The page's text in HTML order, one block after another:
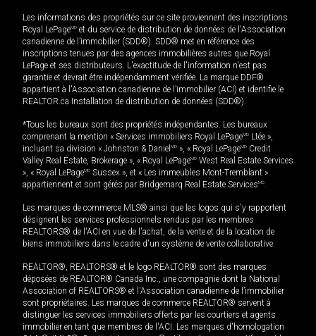
Les informations des propriétés sur ce site proviennent des inscriptions
Royal LePageMD et du service de distribution de données de l'Association
canadienne de l’immobilier (SDD®). SDD® met en référence des
inscriptions tenues par des agences immobilières autres que Royal
LePage et ses distributeurs. L'exactitude de l'information n'est pas
garantie et devrait être indépendamment vérifiée. La marque DDF®
appartient à l'Association canadienne de l’immobilier (ACI) et identifie le
REALTOR.ca Installation de distribution de données (SDD®).
*Tous les bureaux sont des propriétés indépendantes. Les bureaux
comprenant la mention « Services immobiliers Royal LePageMD Ltée »,
incluant sa division « Johnston & Daniel MD », « Royal LePageMD Credit
Valley Real Estate, Brokerage », « Royal LePageMD West Real Estate Services
», « Royal LePageMD Sussex », et « Les immeubles Mont-Tremblant »
appartiennent et sont gérés par Bridgemarq Real Estate ServicesMD.
Les marques de commerce MLS® ainsi que les logos qui s'y rapportent
désignent les services professionnels rendus par les membres
REALTORS® de l'ACI en vue de l'achat, de la vente et de la location de
biens immobiliers dans le cadre d'un système de vente collaborative.
REALTOR®, REALTORS® et le logo REALTOR® sont des marques
déposées de REALTOR® Canada Inc., une compagnie dont la National
Association of REALTORS® et l'Association canadienne de l’immobilier
sont propriétaires. Les marques de commerce REALTOR® servent à
distinguer les services immobiliers offerts par les courtiers et agents
immobilier en tant que membres de l'ACI. Les marques d'homologation